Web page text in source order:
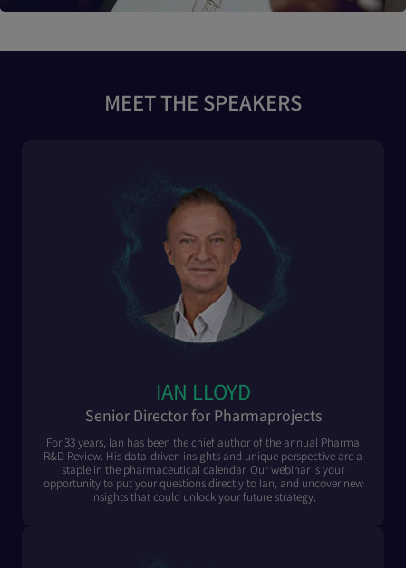
MEET THE SPEAKERS
IAN LLOYD
Senior Director for Pharmaprojects
For 33 years, Ian has been the chief author of the annual Pharma
R&D Review. His data-driven insights and unique perspective are a
staple in the pharmaceutical calendar. Our webinar is your
opportunity to put your questions directly to Ian, and uncover new
insights that could unlock your future strategy.